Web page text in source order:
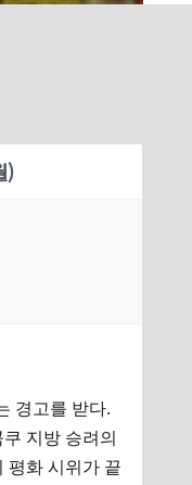
)
경고를 받다.
지방 승려의
평화 시위가 끝